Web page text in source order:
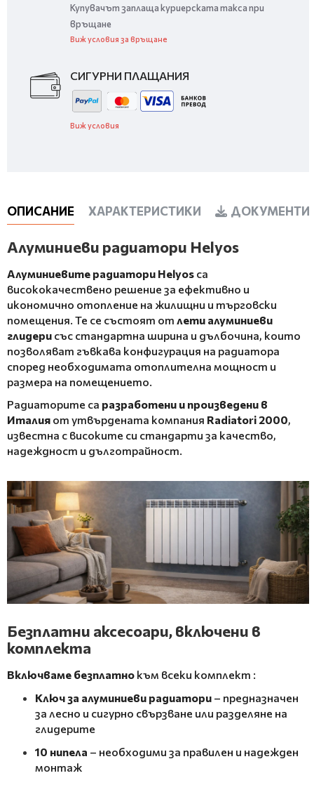
Купувачът заплаща куриерската такса при
връщане
Виж условия за връщане
СИГУРНИ ПЛАЩАНИЯ
Виж условия
ОПИСАНИЕ ХАРАКТЕРИСТИКИ ДОКУМЕНТИ
Алуминиеви радиатори Helyos
Алуминиевите радиатори Helyos са
висококачествено решение за ефективно и
икономично отопление на жилищни и търговски
помещения. Те се състоят от лети алуминиеви
глидери със стандартна ширина и дълбочина, които
позволяват гъвкава конфигурация на радиатора
според необходимата отоплителна мощност и
размера на помещението.
Радиаторите са разработени и произведени в
Италия от утвърдената компания Radiatori 2000,
известна с високите си стандарти за качество,
надеждност и дълготрайност.
Безплатни аксесоари, включени в
комплекта
Включваме безплатно към всеки комплект :
Ключ за алуминиеви радиатори – предназначен
за лесно и сигурно свързване или разделяне на
глидерите
10 нипела – необходими за правилен и надежден
монтаж